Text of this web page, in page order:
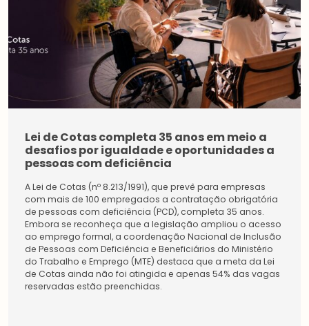
Lei de Cotas completa 35 anos em meio a
desafios por igualdade e oportunidades a
pessoas com deficiência
A Lei de Cotas (nº 8.213/1991), que prevê para empresas
com mais de 100 empregados a contratação obrigatória
de pessoas com deficiência (PCD), completa 35 anos.
Embora se reconheça que a legislação ampliou o acesso
ao emprego formal, a coordenação Nacional de Inclusão
de Pessoas com Deficiência e Beneficiários do Ministério
do Trabalho e Emprego (MTE) destaca que a meta da Lei
de Cotas ainda não foi atingida e apenas 54% das vagas
reservadas estão preenchidas.